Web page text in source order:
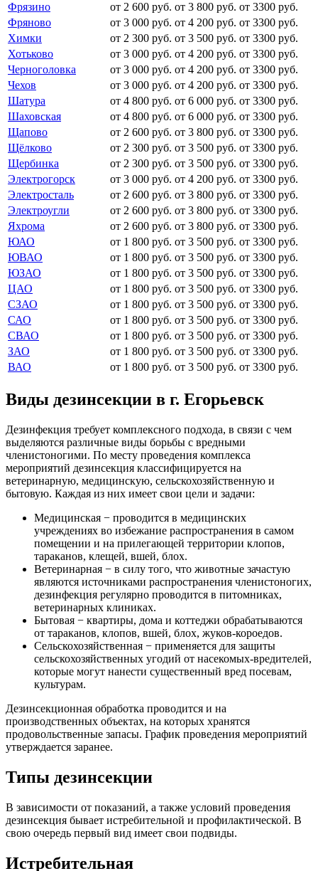
Фрязино
от 2 600 руб. от 3 800 руб. от 3300 руб.
Фряново
от 3 000 руб. от 4 200 руб. от 3300 руб.
Химки
от 2 300 руб. от 3 500 руб. от 3300 руб.
Хотьково
от 3 000 руб. от 4 200 руб. от 3300 руб.
Черноголовка
от 3 000 руб. от 4 200 руб. от 3300 руб.
Чехов
от 3 000 руб. от 4 200 руб. от 3300 руб.
Шатура
от 4 800 руб. от 6 000 руб. от 3300 руб.
Шаховская
от 4 800 руб. от 6 000 руб. от 3300 руб.
Щапово
от 2 600 руб. от 3 800 руб. от 3300 руб.
Щёлково
от 2 300 руб. от 3 500 руб. от 3300 руб.
Щербинка
от 2 300 руб. от 3 500 руб. от 3300 руб.
Электрогорск
от 3 000 руб. от 4 200 руб. от 3300 руб.
Электросталь
от 2 600 руб. от 3 800 руб. от 3300 руб.
Электроугли
от 2 600 руб. от 3 800 руб. от 3300 руб.
Яхрома
от 2 600 руб. от 3 800 руб. от 3300 руб.
ЮАО
от 1 800 руб. от 3 500 руб. от 3300 руб.
ЮВАО
от 1 800 руб. от 3 500 руб. от 3300 руб.
ЮЗАО
от 1 800 руб. от 3 500 руб. от 3300 руб.
ЦАО
от 1 800 руб. от 3 500 руб. от 3300 руб.
СЗАО
от 1 800 руб. от 3 500 руб. от 3300 руб.
САО
от 1 800 руб. от 3 500 руб. от 3300 руб.
СВАО
от 1 800 руб. от 3 500 руб. от 3300 руб.
ЗАО
от 1 800 руб. от 3 500 руб. от 3300 руб.
ВАО
от 1 800 руб. от 3 500 руб. от 3300 руб.
Виды дезинсекции в г. Егорьевск
Дезинфекция требует комплексного подхода, в связи с чем
выделяются различные виды борьбы с вредными
членистоногими. По месту проведения комплекса
мероприятий дезинсекция классифицируется на
ветеринарную, медицинскую, сельскохозяйственную и
бытовую. Каждая из них имеет свои цели и задачи:
Медицинская − проводится в медицинских
учреждениях во избежание распространения в самом
помещении и на прилегающей территории клопов,
тараканов, клещей, вшей, блох.
Ветеринарная − в силу того, что животные зачастую
являются источниками распространения членистоногих,
дезинфекция регулярно проводится в питомниках,
ветеринарных клиниках.
Бытовая − квартиры, дома и коттеджи обрабатываются
от тараканов, клопов, вшей, блох, жуков-короедов.
Сельскохозяйственная − применяется для защиты
сельскохозяйственных угодий от насекомых-вредителей,
которые могут нанести существенный вред посевам,
культурам.
Дезинсекционная обработка проводится и на
производственных объектах, на которых хранятся
продовольственные запасы. График проведения мероприятий
утверждается заранее.
Типы дезинсекции
В зависимости от показаний, а также условий проведения
дезинсекция бывает истребительной и профилактической. В
свою очередь первый вид имеет свои подвиды.
Истребительная